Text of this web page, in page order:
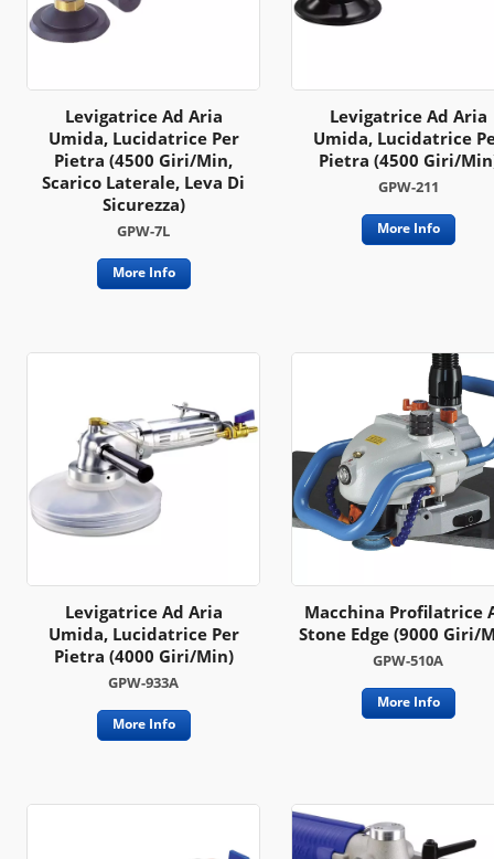
Levigatrice Ad Aria
Umida, Lucidatrice Per
Pietra (4500 Giri/min,
Scarico Laterale, Leva Di
Sicurezza)
GPW-7L
More Info
Levigatrice Ad Aria
Umida, Lucidatrice
Pietra (4500 Giri/
GPW-211
More Info
Levigatrice Ad Aria
Umida, Lucidatrice Per
Pietra (4000 Giri/min)
GPW-933A
More Info
Macchina Profilatrice
Stone Edge (9000 Giri/
GPW-510A
More Info